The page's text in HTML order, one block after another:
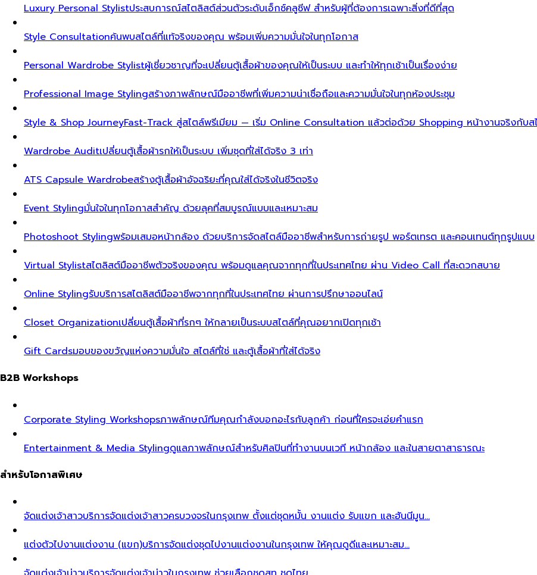
Luxury Personal Stylistประสบการณ์สไตลิสต์ส่วนตัวระดับเอ็กซ์คลูซีฟ สำหรับผู้ที่ต้องการเฉพาะสิ่งที่ดีที่สุด
Style Consultationค้นพบสไตล์ที่แท้จริงของคุณ พร้อมเพิ่มความมั่นใจในทุกโอกาส
Personal Wardrobe Stylistผู้เชี่ยวชาญที่จะเปลี่ยนตู้เสื้อผ้าของคุณให้เป็นระบบ และทำให้ทุกเช้าเป็นเรื่องง่าย
Professional Image Stylingสร้างภาพลักษณ์มืออาชีพที่เพิ่มความน่าเชื่อถือและความมั่นใจในทุกห้องประชุม
Style & Shop JourneyFast-Track สู่สไตล์พรีเมียม — เริ่ม Online Consultation แล้วต่อด้วย Shopping หน้างานจริงกับ
Wardrobe Auditเปลี่ยนตู้เสื้อผ้ารกให้เป็นระบบ เพิ่มชุดที่ใส่ได้จริง 3 เท่า
ATS Capsule Wardrobeสร้างตู้เสื้อผ้าอัจฉริยะที่คุณใส่ได้จริงในชีวิตจริง
Event Stylingมั่นใจในทุกโอกาสสำคัญ ด้วยลุคที่สมบูรณ์แบบและเหมาะสม
Photoshoot Stylingพร้อมเสมอหน้ากล้อง ด้วยบริการจัดสไตล์มืออาชีพสำหรับการถ่ายรูป พอร์ตเทรต และคอนเทนต์ทุกรูปแบบ
Virtual Stylistสไตลิสต์มืออาชีพตัวจริงของคุณ พร้อมดูแลคุณจากทุกที่ในประเทศไทย ผ่าน Video Call ที่สะดวกสบาย
Online Stylingรับบริการสไตลิสต์มืออาชีพจากทุกที่ในประเทศไทย ผ่านการปรึกษาออนไลน์
Closet Organizationเปลี่ยนตู้เสื้อผ้าที่รกๆ ให้กลายเป็นระบบสไตล์ที่คุณอยากเปิดทุกเช้า
Gift Cardsมอบของขวัญแห่งความมั่นใจ สไตล์ที่ใช่ และตู้เสื้อผ้าที่ใส่ได้จริง
B2B Workshops
Corporate Styling Workshopsภาพลักษณ์ทีมคุณกำลังบอกอะไรกับลูกค้า ก่อนที่ใครจะเอ่ยคำแรก
Entertainment & Media Stylingดูแลภาพลักษณ์สำหรับศิลปินที่ทำงานบนเวที หน้ากล้อง และในสายตาสาธารณะ
สำหรับโอกาสพิเศษ
จัดแต่งเจ้าสาวบริการจัดแต่งเจ้าสาวครบวงจรในกรุงเทพ ตั้งแต่ชุดหมั้น งานแต่ง รับแขก และฮันนีมูน…
แต่งตัวไปงานแต่งงาน (แขก)บริการจัดแต่งชุดไปงานแต่งงานในกรุงเทพ ให้คุณดูดีและเหมาะสม…